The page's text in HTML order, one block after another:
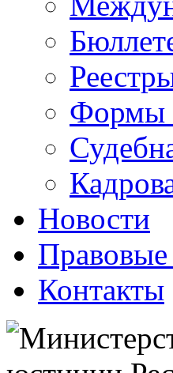
Формы
Новости
Правовые
Контакты